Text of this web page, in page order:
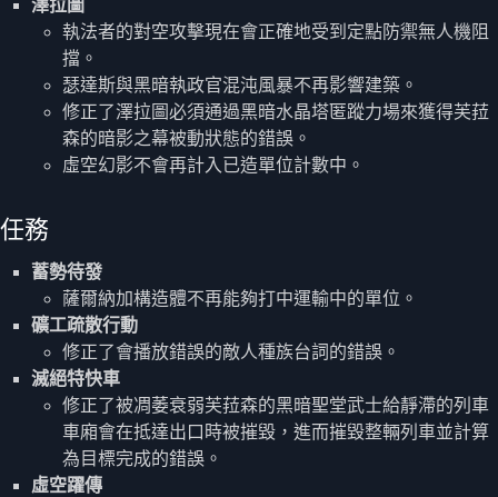
澤拉圖
執法者的對空攻擊現在會正確地受到定點防禦無人機阻
擋。
瑟達斯與黑暗執政官混沌風暴不再影響建築。
修正了澤拉圖必須通過黑暗水晶塔匿蹤力場來獲得芙菈
森的暗影之幕被動狀態的錯誤。
虛空幻影不會再計入已造單位計數中。
任務
蓄勢待發
薩爾納加構造體不再能夠打中運輸中的單位。
礦工疏散行動
修正了會播放錯誤的敵人種族台詞的錯誤。
滅絕特快車
修正了被凋萎衰弱芙菈森的黑暗聖堂武士給靜滯的列車
車廂會在抵達出口時被摧毀，進而摧毀整輛列車並計算
為目標完成的錯誤。
虛空躍傳